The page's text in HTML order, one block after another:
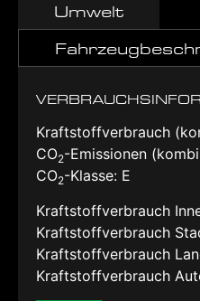
Umwelt
Kraftstoffverbrauch
CO2-Emissionen
CO2-Klasse: E
Kraftstoffverbrauch
Kraftstoffverbrauch
Kraftstoffverbrauch
Kraftstoffverbrauch